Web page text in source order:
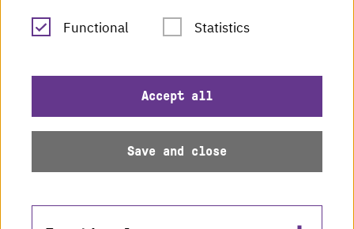
RSS Feed
Data protection
Accessibility
Functional Statistics
Accept all
Save and close